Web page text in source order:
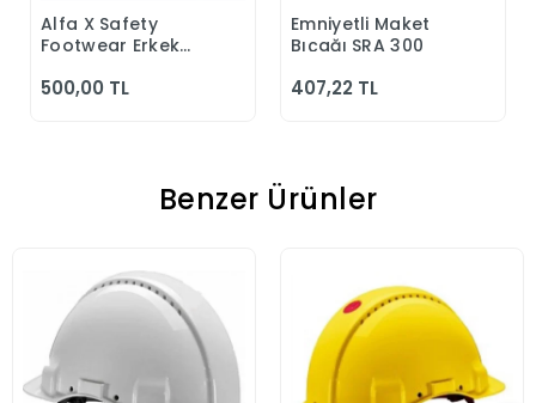
Sepete Ekle
Alfa X Safety
Footwear Erkek
Klasik Ayakkabı
500,00 TL
Sepete Ekle
Emniyetli Maket
Bıçağı SRA 300
407,22 TL
Benzer Ürünler